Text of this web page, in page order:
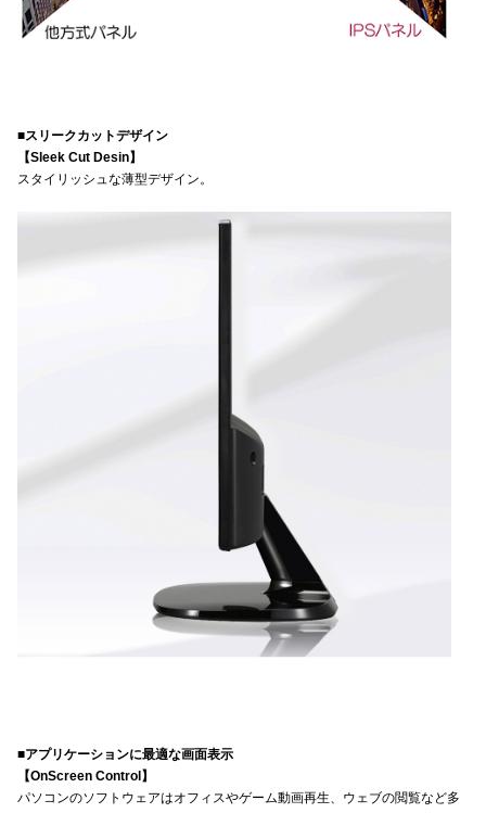
■スリークカットデザイン
【Sleek Cut Desin】
スタイリッシュな薄型デザイン。
■アプリケーションに最適な画面表示
【OnScreen Control】
パソコンのソフトウェアはオフィスやゲーム動画再生、ウェブの閲覧など多